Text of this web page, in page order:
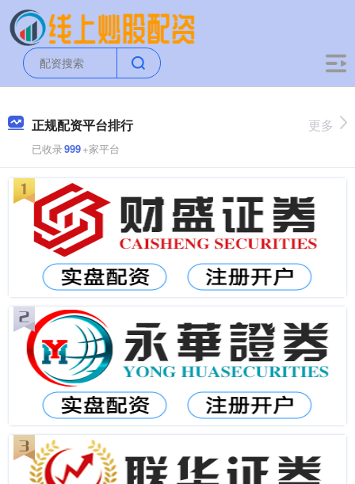
正规配资平台排行
已收录999+家平台
更多